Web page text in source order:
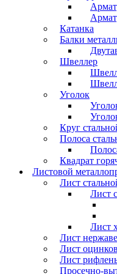
Катанка
Балки
Швеллер
Уголок
Круг
Полоса
Квадрат
Листовой
Лист
Лист
Лист
Лист
Лист
Лист
Просечно-